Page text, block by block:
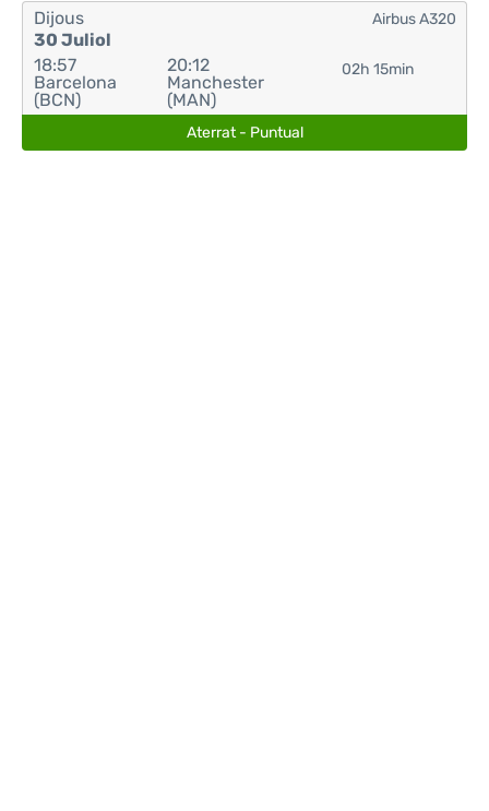
Dijous
30 Juliol
18:57
Barcelona
(BCN)
20:12
Manchester
(MAN)
02h 15min
Airbus A320
Aterrat - Puntual